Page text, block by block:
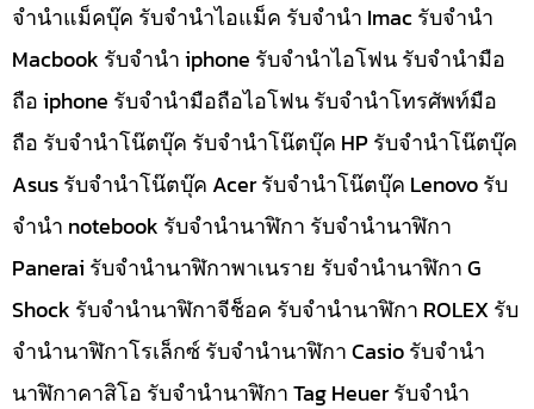
จำนำแม็คบุ๊ค รับจำนำไอแม็ค รับจำนำ Imac รับจำนำ
Macbook รับจำนำ iphone รับจำนำไอโฟน รับจำนำมือ
ถือ iphone รับจำนำมือถือไอโฟน รับจำนำโทรศัพท์มือ
ถือ รับจำนำโน๊ตบุ๊ค รับจำนำโน๊ตบุ๊ค HP รับจำนำโน๊ตบุ๊ค
Asus รับจำนำโน๊ตบุ๊ค Acer รับจำนำโน๊ตบุ๊ค Lenovo รับ
จำนำ notebook รับจำนำนาฬิกา รับจำนำนาฬิกา
Panerai รับจำนำนาฬิกาพาเนราย รับจำนำนาฬิกา G
Shock รับจำนำนาฬิกาจีช็อค รับจำนำนาฬิกา ROLEX รับ
จำนำนาฬิกาโรเล็กซ์ รับจำนำนาฬิกา Casio รับจำนำ
นาฬิกาคาสิโอ รับจำนำนาฬิกา Tag Heuer รับจำนำ